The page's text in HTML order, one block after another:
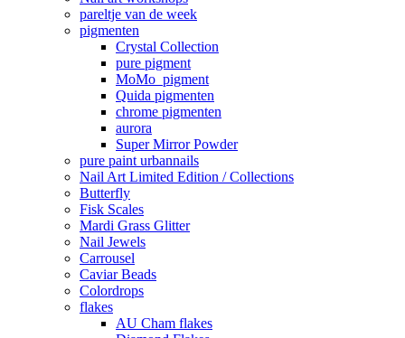
pareltje van de week
pigmenten
Crystal Collection
pure pigment
MoMo pigment
Quida pigmenten
chrome pigmenten
aurora
Super Mirror Powder
pure paint urbannails
Nail Art Limited Edition / Collections
Butterfly
Fisk Scales
Mardi Grass Glitter
Nail Jewels
Carrousel
Caviar Beads
Colordrops
flakes
AU Cham flakes